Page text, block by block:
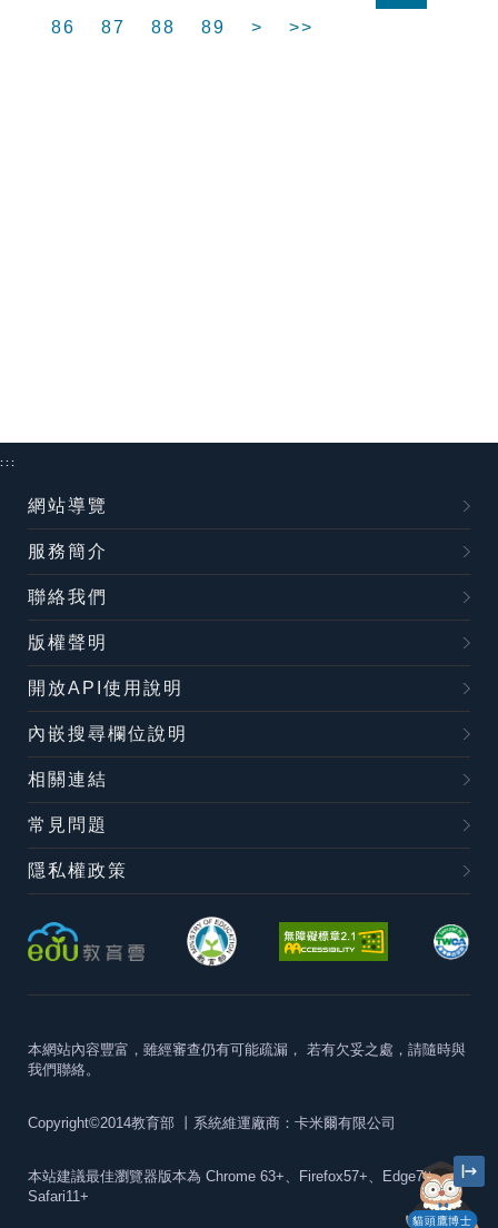
86
87 88 89 > >>
貓頭鷹博士
:::
網站導覽
服務簡介
聯絡我們
版權聲明
開放API使用說明
內嵌搜尋欄位說明
相關連結
常見問題
隱私權政策
本網站內容豐富，雖經審查仍有可能疏漏， 若有欠妥之處，請隨時與
我們聯絡。
Copyright©2014教育部 丨系統維運廠商：卡米爾有限公司
本站建議最佳瀏覽器版本為 Chrome 63+、Firefox57+、Edge79+及
Safari11+